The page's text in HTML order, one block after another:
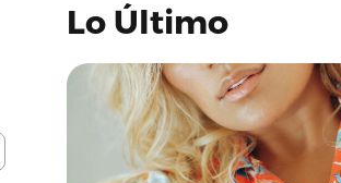
Lo Último